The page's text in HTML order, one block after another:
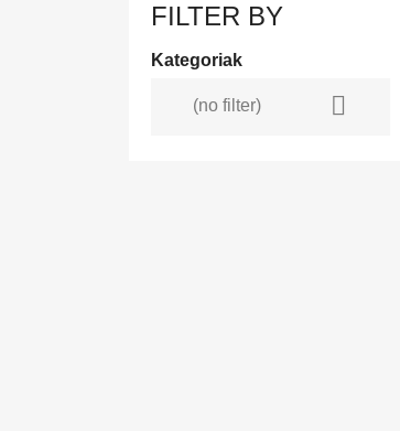
FILTER BY
Kategoriak
(no filter) 